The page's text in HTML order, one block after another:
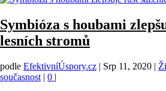
Symbióza s houbami
lesních stromů
podle EfektivníÚspory.cz | Srp 11, 2020 |
současnost | 0 |